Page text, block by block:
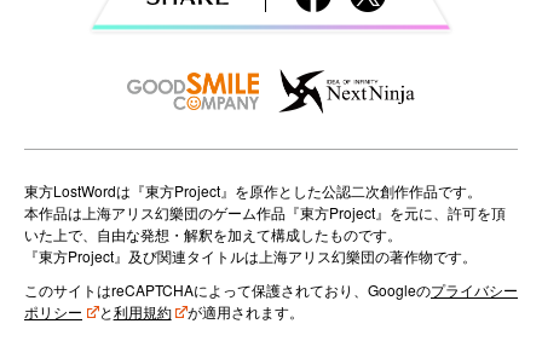
o
n
東方LostWordは『東方Project』を原作とした公認二次創作作品です。
本作品は上海アリス幻樂団のゲーム作品『東方Project』を元に、許可を頂
いた上で、自由な発想・解釈を加えて構成したものです。
『東方Project』及び関連タイトルは上海アリス幻樂団の著作物です。
このサイトはreCAPTCHAによって保護されており、Googleのプライバシー
ポリシー
と利用規約 が適用されます。